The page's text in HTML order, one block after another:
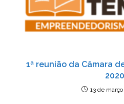
1ª reunião da Câmara
2020
13 de